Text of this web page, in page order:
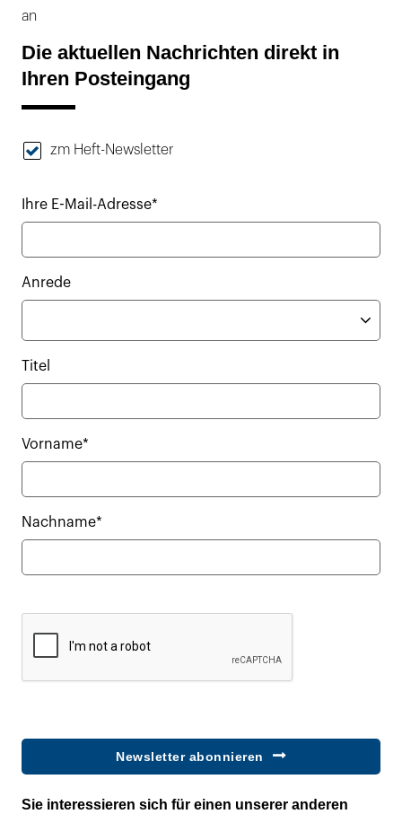
an
Die aktuellen Nachrichten direkt in
Ihren Posteingang
zm Heft-Newsletter
Ihre E-Mail-Adresse*
Anrede
Titel
Vorname*
Nachname*
Newsletter abonnieren
Sie interessieren sich für einen unserer anderen